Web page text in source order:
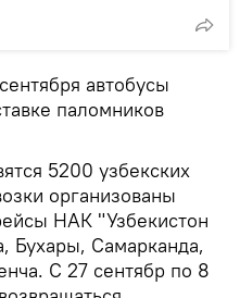
автобусы
паломников
5200 узбекских
организованы
НАК "Узбекистон
Бухары, Самарканда,
С 27 сентябр по 8